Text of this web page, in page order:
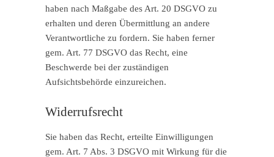
haben nach Maßgabe des Art. 20 DSGVO zu
erhalten und deren Übermittlung an andere
Verantwortliche zu fordern. Sie haben ferner
gem. Art. 77 DSGVO das Recht, eine
Beschwerde bei der zuständigen
Aufsichtsbehörde einzureichen.
Widerrufsrecht
Sie haben das Recht, erteilte Einwilligungen
gem. Art. 7 Abs. 3 DSGVO mit Wirkung für die